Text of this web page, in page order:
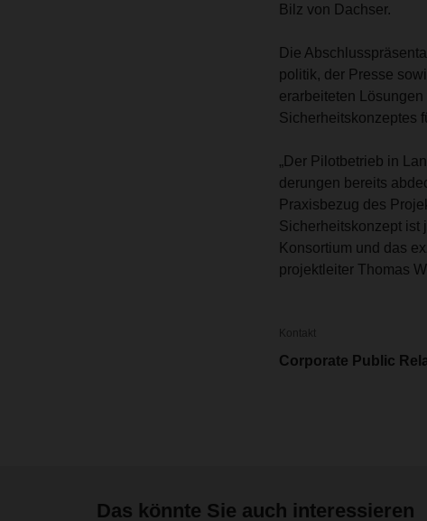
Bilz von Dachser.
Die
politik, der Presse
erarbeiteten
Sicherheitskonzeptes
„Der Pilotbetrieb in
derungen bereits
Praxisbezug des
Sicherheitskonzept ist
Konsortium und das
projektleiter Thomas
Kontakt
Corporate Public
Das könnte Sie auch interessieren